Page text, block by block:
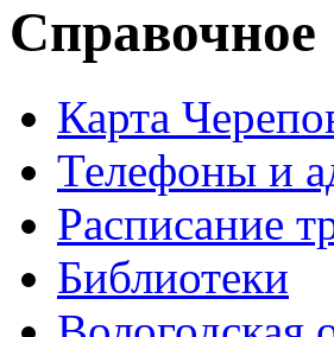
Справочное
Карта
Телефоны и
Расписание
Библиотеки